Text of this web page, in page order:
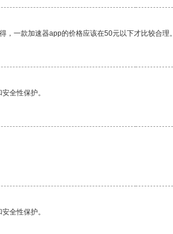
一款加速器app的价格应该在50元以下才比较合理。
全性保护。
全性保护。